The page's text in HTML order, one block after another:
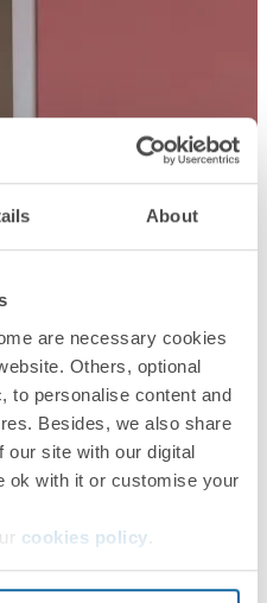
About
are necessary cookies
Others, optional
to personalise content and
Besides, we also share
our site with our digital
ok with it or customise your
cookies policy